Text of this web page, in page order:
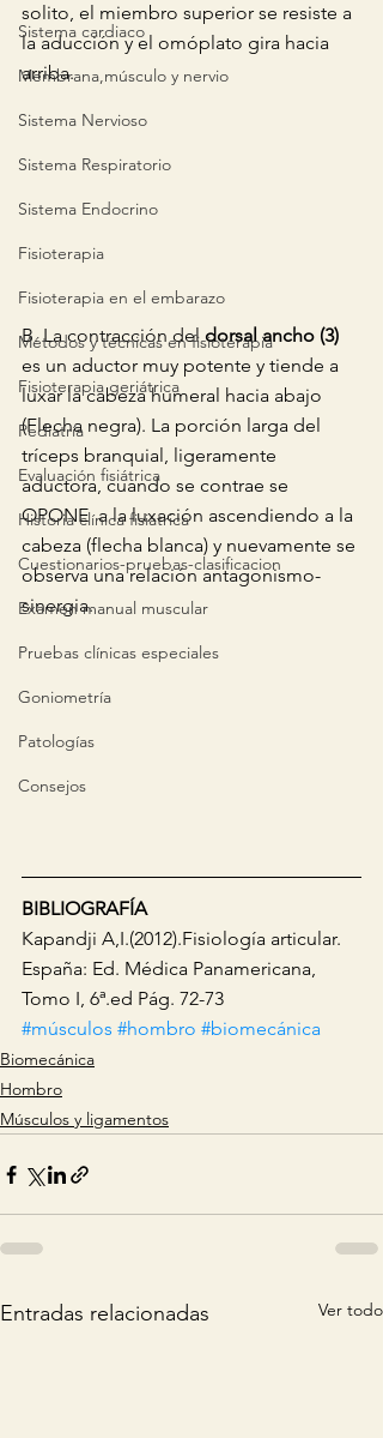
Sistema cardiaco
Membrana,músculo y nervio
Sistema Nervioso
Sistema Respiratorio
Sistema Endocrino
Fisioterapia
Fisioterapia en el embarazo
Métodos y técnicas en fisioterapia
Fisioterapia geriátrica
Pediatría
Evaluación fisiátrica
Historia clínica fisiátrica
Cuestionarios-pruebas-clasificacion
Examen manual muscular
Pruebas clínicas especiales
Goniometría
Patologías
Consejos
solito, el miembro superior se resiste a
la aducción y el omóplato gira hacia
arriba.
B. La contracción del dorsal ancho (3)
es un aductor muy potente y tiende a
luxar la cabeza humeral hacia abajo
(Flecha negra). La porción larga del
tríceps branquial, ligeramente
aductora, cuando se contrae se
OPONE  a la luxación ascendiendo a la
cabeza (flecha blanca) y nuevamente se
observa una relación antagonismo-
sinergia.
BIBLIOGRAFÍA
Kapandji A,I.(2012).Fisiología articular.
España: Ed. Médica Panamericana,
Tomo I, 6ª.ed Pág. 72-73
#músculos #hombro #biomecánica
Biomecánica
Hombro
Músculos y ligamentos
Entradas relacionadas Ver todo